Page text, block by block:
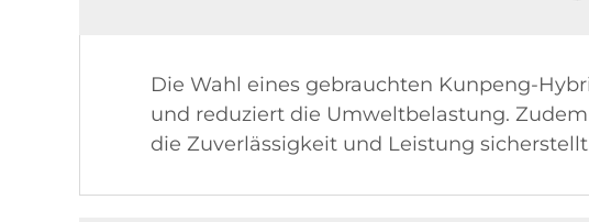
Die Wahl eines gebrauchten Kunpeng-
und reduziert die Umweltbelastung.
die Zuverlässigkeit und Leistung